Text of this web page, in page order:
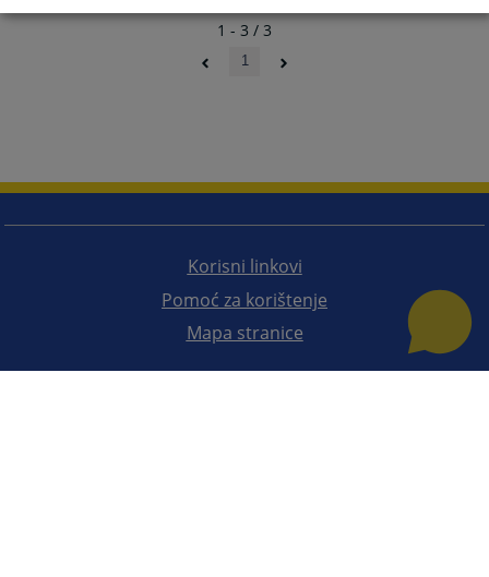
dates.
dates.
1 - 3 / 3
1
Korisni linkovi
Pomoć za korištenje
Mapa stranice